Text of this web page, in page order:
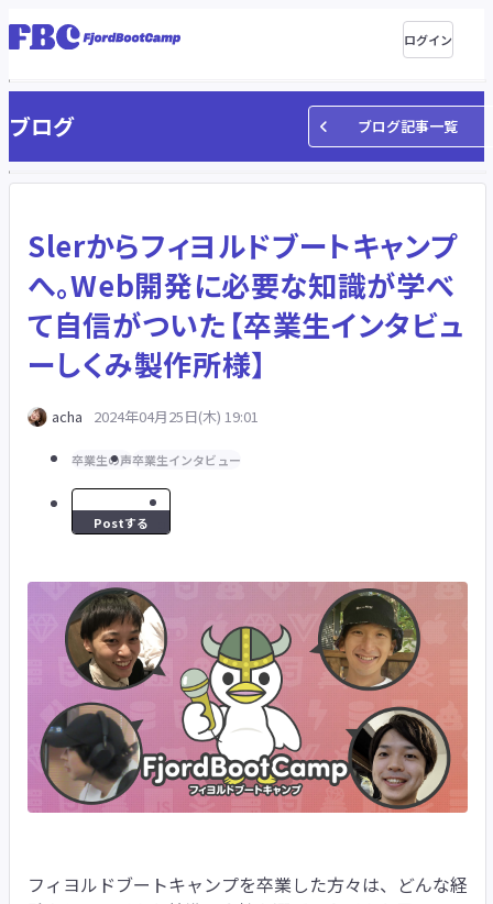
ログイン
ブログ ブログ記事一覧
Slerからフィヨルドブートキャンプ
へ。Web開発に必要な知識が学べ
て自信がついた【卒業生インタビュ
ーしくみ製作所様】
acha 2024年04月25日(木) 19:01
卒業生の声卒業生インタビュー
Postする
フィヨルドブートキャンプを卒業した方々は、どんな経験をして、どんな基準で会社を選び、今どんな思いでエンジニアとして働いているのでしょうか。 今回はしくみ製作所で働くseijiさん、makiichikawaさんと、お二人の上長のhozumiさんtottyさんにお話を聞きました。 ## 自己紹介 <div class="speak__speaker"> <a href="/users/kurubushionline" class="a-user-emoji-link"> <img src="https://bootcamp.fjord.jp/rails/active_storage/blobs/redirect/eyJfcmFpbHMiOnsibWVzc2FnZSI6IkJBaHBBeStGQXc9PSIsImV4cCI6bnVsbCwicHVyIjoiYmxvYl9pZCJ9fQ==--ccd9a8c5da3c797c1d3610f4a8eb248b40541a2d/seiji.jpg" /> <spanv class="speak__speaker-name">seiji</spanv> </a> </div> 2021年10月入社。太陽光発電関係の案件に参加したあと、現在は大規模学習アプリの開発に参加。最近ハマっていることはヒーリングミュージックを流しながらお風呂に入って瞑想すること。 <div class="speak__speaker"> <a href="/users/kurubushionline" class="a-user-emoji-link"> <img src="https://bootcamp.fjord.jp/rails/active_storage/blobs/redirect/eyJfcmFpbHMiOnsibWVzc2FnZSI6IkJBaHBBekNGQXc9PSIsImV4cCI6bnVsbCwicHVyIjoiYmxvYl9pZCJ9fQ==--b01a0d64f7ee51fecacfc450fb82fcf70a5e82c0/ichikawa.jpg" /> <spanv class="speak__speaker-name">makiichikawa</spanv> </a> </div> 2022年8月入社。入社時からラジオ関係サービスのサーバーサイド開発に参加。最近ハマっていることはNintendo Switch SportsのSoccer、毎晩やっています。 <div class="speak__speaker"> <a href="/users/kurubushionline" class="a-user-emoji-link"> <img src="https://bootcamp.fjord.jp/rails/active_storage/blobs/redirect/eyJfcmFpbHMiOnsibWVzc2FnZSI6IkJBaHBBeTZGQXc9PSIsImV4cCI6bnVsbCwicHVyIjoiYmxvYl9pZCJ9fQ==--6ca256400471ebbc9d74df27f94c0d93e4b60b3a/hozumi.jpeg" /> <spanv class="speak__speaker-name">hozumi</spanv> </a> </div> seijiさんと一緒に太陽光発電関係のプロジェクトにプロダクトマネージャーとして参加。オカメインコのぴーなっつと一緒に暮らしている。 <div class="speak__speaker"> <a href="/users/kurubushionline" class="a-user-emoji-link"> <img src="https://bootcamp.fjord.jp/rails/active_storage/blobs/redirect/eyJfcmFpbHMiOnsibWVzc2FnZSI6IkJBaHBBelNGQXc9PSIsImV4cCI6bnVsbCwicHVyIjoiYmxvYl9pZCJ9fQ==--60fce80ef3a392f74b1806b512c37f46ad26468b/totty.jpg" /> <spanv class="speak__speaker-name">totty</spanv> </a> </div> makiichikawaさんと一緒にラジオ関係サービスのプロダクトマネージャーとして参加。最近麻雀を触り始めたのですが、役が全然頭に入ってこない。無邪気にドンジャラで遊んでいた幼少期が懐かしい。 ## SIerとして入社するも、やっぱり「技術力をつけたい」「自分でアプリケーションをつくりたい」 **──お二人がエンジニアになろうと思ったきっかけと、フィヨルドブートキャンプに入会を決めたきっかけを教えてください。** <div class="speak__speaker"> <a href="/users/kurubushionline" class="a-user-emoji-link"> <img src="https://bootcamp.fjord.jp/rails/active_storage/blobs/redirect/eyJfcmFpbHMiOnsibWVzc2FnZSI6IkJBaHBBeStGQXc9PSIsImV4cCI6bnVsbCwicHVyIjoiYmxvYl9pZCJ9fQ==--ccd9a8c5da3c797c1d3610f4a8eb248b40541a2d/seiji.jpg" /> <spanv class="speak__speaker-name">seiji</spanv> </a> </div> 僕はもともと英語の先生になろうと思って大学で勉強していました。 そんな中、教育実習に行った際に、教員の仕事は教える時間よりも、ドキュメント作成といった事務作業の時間が多いと感じ、自分には向いてないと考えるようになりました。 その後、効率化をするような仕事がしたいと思い、エンジニアという仕事を知りました。 またエンジニアになると、リモートワークもしやすい環境が多いと知り、 効率化もリモートワークもやってみたいと思いエンジニアになろうと決めました。 エンジニアになろうと決めてから、ほかのプログラミングスクールに通い、新卒でSIerとして入社したのですが、あまり技術力がつかなくて、入社後も技術面で苦労することとかが多かったです。 もう一度ちゃんと技術力をつけたいなと思い、リサーチしていく中で、フィヨルドブートキャンプに出会いました。 圧倒的に難しいけど、圧倒的に技術力がつきそうと感じて、入会を決めました。 **──これまでどんな言語を勉強されたのですか。** <div class="speak__speaker"> <a href="/users/kurubushionline" class="a-user-emoji-link"> <img src="https://bootcamp.fjord.jp/rails/active_storage/blobs/redirect/eyJfcmFpbHMiOnsibWVzc2FnZSI6IkJBaHBBeStGQXc9PSIsImV4cCI6bnVsbCwicHVyIjoiYmxvYl9pZCJ9fQ==--ccd9a8c5da3c797c1d3610f4a8eb248b40541a2d/seiji.jpg" /> <spanv class="speak__speaker-name">seiji</spanv> </a> </div> スクールでは最初PHPを勉強しました。ただすごく序盤で挫折してしまったので、ほぼ何もできない状態でした。 SIerになってからは最初の3ヶ月間、C#の研修がありました。けれど現場に入ってみると、その研修だけでは全然補えない技術力の差を感じました。 そこからまずいと思って、フィヨルドブートキャンプに入ったのが入社して半年がたったころでした。 **──makiichikawaさんはエンジニアになろうと思ったきっかけはなんでしたか。** <div class="speak__speaker"> <a href="/users/kurubushionline" class="a-user-emoji-link"> <img src="https://bootcamp.fjord.jp/rails/active_storage/blobs/redirect/eyJfcmFpbHMiOnsibWVzc2FnZSI6IkJBaHBBekNGQXc9PSIsImV4cCI6bnVsbCwicHVyIjoiYmxvYl9pZCJ9fQ==--b01a0d64f7ee51fecacfc450fb82fcf70a5e82c0/ichikawa.jpg" /> <spanv class="speak__speaker-name">makiichikawa</spanv> </a> </div> 私は大学院での研究の際にプログラミングをする機会がありました。 就職活動の際、研究をする過程で何が1番好きだったかと考えた際、プログラミングが1番好きだったので、これを仕事にしようと思い、金融系のSIerの会社に入社しました。 そこから8年ほど働いていたのですが、会社で求められるキャリアと自分がなりたいキャリアにギャップを感じるようになりました。 やっぱり自分でアプリケーションを作れるようになりたいと思ったんです。 ただ独学でアプリケーションを作ろうと思うとなかなか作れなくて、思い切ってWebアプリケーションを作っている会社に転職しようと面接を受けました。 その面接の中で教えてもらったのが、フィヨルドブートキャンプでした。 その面接自体は、業務の関係で辞退してしまったのですが、それがきっかけでフィヨルドブートキャンプに入りました。 **──SIer時代もコードを書くこともあったのですか。** <div class="speak__speaker"> <a href="/users/kurubushionline" class="a-user-emoji-link"> <img src="https://bootcamp.fjord.jp/rails/active_storage/blobs/redirect/eyJfcmFpbHMiOnsibWVzc2FnZSI6IkJBaHBBekNGQXc9PSIsImV4cCI6bnVsbCwicHVyIjoiYmxvYl9pZCJ9fQ==--b01a0d64f7ee51fecacfc450fb82fcf70a5e82c0/ichikawa.jpg" /> <spanv class="speak__speaker-name">makiichikawa</spanv> </a> </div> 入社3年目までは開発にも携わっていましたが、COBOLという昔からある言語での開発でしたし、Gitなども全然触ったことがなかったです。 ## 1つできるようになっても、また新しい壁。卒業生たちの日報に助けられた **──お二人が印象に残っているプラクティスはなんですか。** <div class="speak__speaker"> <a href="/users/kurubushionline" class="a-user-emoji-link"> <img src="https://bootcamp.fjord.jp/rails/active_storage/blobs/redirect/eyJfcmFpbHMiOnsibWVzc2FnZSI6IkJBaHBBeStGQXc9PSIsImV4cCI6bnVsbCwicHVyIjoiYmxvYl9pZCJ9fQ==--ccd9a8c5da3c797c1d3610f4a8eb248b40541a2d/seiji.jpg" /> <spanv class="speak__speaker-name">seiji</spanv> </a> </div> 印象に残っているプラクティスは2つあって、Vue.jsとチーム開発のプラクティスです。（※現在はVue.jsのプラクティスはReactに置き換わっています。） Vue.jsのプラクティスは、最初、本当に全然わからなくて。 これまでサーバーサイドの言語であるRubyを勉強していて、Rubyのプラクティスが終わった時は、すごく達成感がありました。 その後、Vue.jsになったとたん、全然違う概念で、また新たな山が発生したなということを覚えてますね。 チーム開発は、初めて実践的な現場に入れたことがすごい嬉しかったです。 もちろん難しいこともあったのですが、「将来エンジニアになって、こういう仕事をしていくんだな」ということがすごく想像できたので、良いプラクティスだったと思っています。 ![セイジさん笑顔１.png](https://bootcamp.fjord.jp/rails/active_storage/blobs/redirect/eyJfcmFpbHMiOnsibWVzc2FnZSI6IkJBaHBBenFGQXc9PSIsImV4cCI6bnVsbCwicHVyIjoiYmxvYl9pZCJ9fQ==--0c7e582ca3b077f5815410123d46f4b334edb2e0/%E3%82%BB%E3%82%A4%E3%82%B7%E3%82%99%E3%81%95%E3%82%93%E7%AC%91%E9%A1%94%EF%BC%91.png) :::message info フィヨルドブートキャンプで使っているオンライン学習システムは受講生が開発をし、そのリポジトリは [OSS として公開しています](https://github.com/fjordllc/bootcamp)。 フィヨルドブートキャンプのチーム開発のプラクティスでは、アジャイル開発手法の一つであるスクラムというフレームワークを使い、実際の仕事のように機能追加やバグ修正を行っています。 ::: **──Vue.jsのプラクティスは、どうやって乗り越えていったのですか。** <div class="speak__speaker"> <a href="/users/kurubushionline" class="a-user-emoji-link"> <img src="https://bootcamp.fjord.jp/rails/active_storage/blobs/redirect/eyJfcmFpbHMiOnsibWVzc2FnZSI6IkJBaHBBeStGQXc9PSIsImV4cCI6bnVsbCwicHVyIjoiYmxvYl9pZCJ9fQ==--ccd9a8c5da3c797c1d3610f4a8eb248b40541a2d/seiji.jpg" /> <spanv class="speak__speaker-name">seiji</spanv> </a> </div> 入門書籍を購入して読んで試してみたり、Qiitaの記事を読んだりしました。 あとは、過去の卒業生たちの日報にはとても助けられました。 日報には答えにならない程度に、解決のために考えたことや試してみたことが書かれているので、参考にしていました。 なので自分の日報も今後の受講生に読まれる可能性があると思って書くようになりました。 誰かの目に留まった時に読みやすいものや、有益なことを書こうという気持ちで書いてましたね。 **──makiichikawa はどうですか。** <div class="speak__speaker"> <a href="/users/kurubushionline" class="a-user-emoji-link"> <img src="https://bootcamp.fjord.jp/rails/active_storage/blobs/redirect/eyJfcmFpbHMiOnsibWVzc2FnZSI6IkJBaHBBekNGQXc9PSIsImV4cCI6bnVsbCwicHVyIjoiYmxvYl9pZCJ9fQ==--b01a0d64f7ee51fecacfc450fb82fcf70a5e82c0/ichikawa.jpg" /> <spanv class="speak__speaker-name">makiichikawa</spanv> </a> </div> 私は、「自作サービス開発」個人開発が印象に残っています。 もともと金融系の会社で働いていたこともあり、株の投資に興味がありました。 けれど、どの株を買うべきかわからないということがきっかけで、株価の過去データを基に計算した上昇・下降率、リターン、リスクという統計指標を提供して、これらの指標でソート、抽出、比較できるサービスを作りました。 ずっと作りたかったサービスで、独学で勉強しながら何回も何回も挑戦したのですが、全然作れなくて。 GitやVimの使い方や、Webの基本構成、Linuxのコマンド、エラーの解消方法など、小さなことから少しずつ勉強して、積み重ねてきました。その学びがあったからこのサービスができたと思うので、完成した時はとても嬉しかったです。 **──お二人は、フィヨルドブートキャンプに入って1番よかったことはなんですか。** <div class="speak__speaker"> <a href="/users/kurubushionline" class="a-user-emoji-link"> <img src="https://bootcamp.fjord.jp/rails/active_storage/blobs/redirect/eyJfcmFpbHMiOnsibWVzc2FnZSI6IkJBaHBBeStGQXc9PSIsImV4cCI6bnVsbCwicHVyIjoiYmxvYl9pZCJ9fQ==--ccd9a8c5da3c797c1d3610f4a8eb248b40541a2d/seiji.jpg" /> <spanv class="speak__speaker-name">seiji</spanv> </a> </div> 僕は自信がついたことですね。 フィヨルドブートキャンプを卒業するのって、当時は10人に1人くらいだったと思います。 僕はフィヨルドブートキャンプのプラクティスをやりきって卒業できたので、この先大変なことがあっても向き合って解決できるという自信がつきました。 そして本当に技術力もついていました。入社してからも、すごく困るということはなくて、エンジニアとして働くうえで、最低限の技術力がきちんとついたことが嬉しかったですね。 <div class="speak__speaker"> <a href="/users/kurubushionline" class="a-user-emoji-link"> <img src="https://bootcamp.fjord.jp/rails/active_storage/blobs/redirect/eyJfcmFpbHMiOnsibWVzc2FnZSI6IkJBaHBBekNGQXc9PSIsImV4cCI6bnVsbCwicHVyIjoiYmxvYl9pZCJ9fQ==--b01a0d64f7ee51fecacfc450fb82fcf70a5e82c0/ichikawa.jpg" /> <spanv class="speak__speaker-name">makiichikawa</spanv> </a> </div> 私が入って1番よかったと思うことは、Web開発する上で必要な知識を一通り全部学べたことです。 開発をしているとわからないことがたくさんあるのですが、今は当たりをつけて調べることはできるので、助かっています。 1年たった今もエンジニアを続けられているので、フィヨルドブートキャンプでの経験が今働く上での土台になっています。 ## 入社の決め手は人の良さ。安心して仕事ができる環境でこそ、成長できる **──卒業後、転職活動をはじめたと思うのですが、どんな軸で就職活動をしていましたか。** <div class="speak__speaker"> <a href="/users/kurubushionline" class="a-user-emoji-link"> <img src="https://bootcamp.fjord.jp/rails/active_storage/blobs/redirect/eyJfcmFpbHMiOnsibWVzc2FnZSI6IkJBaHBBeStGQXc9PSIsImV4cCI6bnVsbCwicHVyIjoiYmxvYl9pZCJ9fQ==--ccd9a8c5da3c797c1d3610f4a8eb248b40541a2d/seiji.jpg" /> <spanv class="speak__speaker-name">seiji</spanv> </a> </div> 就活の際は、machidaさんと受託開発と自社開発どっちがいいかというところから相談しました。 エンジニアとして成長できるかや、会社の成長性を軸にはしていたのですが、しくみ製作所と面接をしてみて、圧倒的な人の良さが決め手となって入社を決めました。 具体的には、面接中に「どういう風に開発しているか気になってます」と話したところ、「実際のミーティングの様子をみませんか」と提案してくれました。 人に寄り添ってくれるところや、実際のミーティングやブログをみても情報が透明化されていて、入ってから働く姿が想像できました。 <div class="speak__speaker"> <a href="/users/kurubushionline" class="a-user-emoji-link"> <img src="https://bootcamp.fjord.jp/rails/active_storage/blobs/redirect/eyJfcmFpbHMiOnsibWVzc2FnZSI6IkJBaHBBekNGQXc9PSIsImV4cCI6bnVsbCwicHVyIjoiYmxvYl9pZCJ9fQ==--b01a0d64f7ee51fecacfc450fb82fcf70a5e82c0/ichikawa.jpg" /> <spanv class="speak__speaker-name">makiichikawa</spanv> </a> </div> 私はSIerをしていた頃に体調を崩してしまったことがあり、フルリモートで働ける環境を必須にしていました。 あとは自作サービス開発がすごく楽しかったので、自社開発しているところ中心に就活してました。 けれど、受託開発を主に行っているしくみ製作所の面接を受けて、 とても安心して働けそうだと感じました。 もちろん